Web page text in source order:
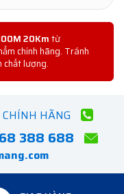
20Kmtừ
chính hãng. Tránh
chất lượng.
HÃNG
388 688